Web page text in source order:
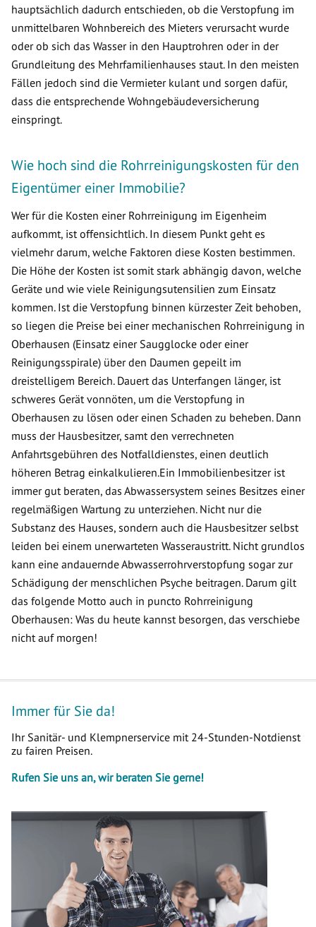
hauptsächlich dadurch entschieden, ob die Verstopfung im
unmittelbaren Wohnbereich des Mieters verursacht wurde
oder ob sich das Wasser in den Hauptrohren oder in der
Grundleitung des Mehrfamilienhauses staut. In den meisten
Fällen jedoch sind die Vermieter kulant und sorgen dafür,
dass die entsprechende Wohngebäudeversicherung
einspringt.
Wie hoch sind die Rohrreinigungskosten für den
Eigentümer einer Immobilie?
Wer für die Kosten einer Rohrreinigung im Eigenheim
aufkommt, ist offensichtlich. In diesem Punkt geht es
vielmehr darum, welche Faktoren diese Kosten bestimmen.
Die Höhe der Kosten ist somit stark abhängig davon, welche
Geräte und wie viele Reinigungsutensilien zum Einsatz
kommen. Ist die Verstopfung binnen kürzester Zeit behoben,
so liegen die Preise bei einer mechanischen Rohrreinigung in
Oberhausen (Einsatz einer Saugglocke oder einer
Reinigungsspirale) über den Daumen gepeilt im
dreistelligem Bereich. Dauert das Unterfangen länger, ist
schweres Gerät vonnöten, um die Verstopfung in
Oberhausen zu lösen oder einen Schaden zu beheben. Dann
muss der Hausbesitzer, samt den verrechneten
Anfahrtsgebühren des Notfalldienstes, einen deutlich
höheren Betrag einkalkulieren.Ein Immobilienbesitzer ist
immer gut beraten, das Abwassersystem seines Besitzes einer
regelmäßigen Wartung zu unterziehen. Nicht nur die
Substanz des Hauses, sondern auch die Hausbesitzer selbst
leiden bei einem unerwarteten Wasseraustritt. Nicht grundlos
kann eine andauernde Abwasserrohrverstopfung sogar zur
Schädigung der menschlichen Psyche beitragen. Darum gilt
das folgende Motto auch in puncto Rohrreinigung
Oberhausen: Was du heute kannst besorgen, das verschiebe
nicht auf morgen!
Immer für Sie da!
Ihr Sanitär- und Klempnerservice mit 24-Stunden-Notdienst
zu fairen Preisen.
Rufen Sie uns an, wir beraten Sie gerne!